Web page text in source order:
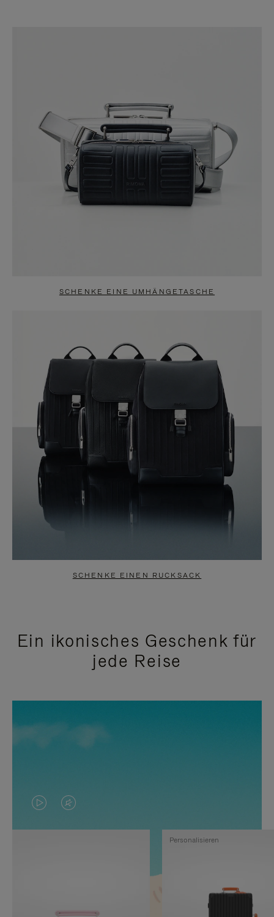
SCHENKE EINE UMHÄNGETASCHE
SCHENKE EINEN RUCKSACK
Ein ikonisches Geschenk für
jede Reise
DAS
VIDEO
VIDEO
IST
Personalisieren